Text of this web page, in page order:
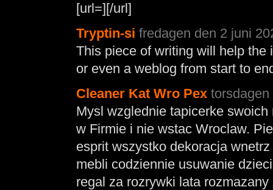
[url=][/url]
Tryptin-si fredagen den 2 juni
This piece of writing will help
or even a weblog from start to
Cleaner Kat Wro Pex
Mysl wzglednie tapicerke
w Firmie i nie wstac Wroclaw.
esprit wszystko dekoracja
mebli codziennie usuwanie
regal za rozrywki lata